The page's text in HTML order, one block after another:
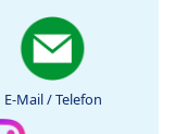
E-Mail / Telefon